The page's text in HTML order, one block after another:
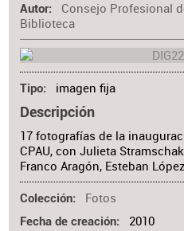
Autor
Consejo Profesional
Biblioteca
Tipo imagen fija
Descripción
17 fotografías de la
CPAU, con Julieta
Franco Aragón, Esteban
Colección Fotos
Fecha de creación 2010